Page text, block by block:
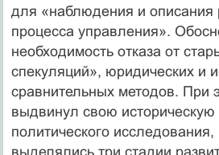
для «наблюдения и описания
процесса управления».
необходимость отказа от
спекуляций», юридических и
сравнительных методов. При
выдвинул свою историческую
политического исследования,
выделялись три стадии